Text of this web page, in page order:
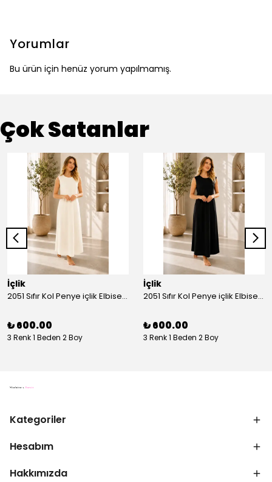
Yorumlar
Bu ürün için henüz yorum yapılmamış.
Çok Satanlar
İçlik
2051 Sıfır Kol Penye içlik Elbise - Ekru
₺ 600.00
3 Renk 1 Beden 2 Boy
İçlik
2051 Sıfır Kol Penye içlik Elbise - Siyah
₺ 600.00
3 Renk 1 Beden 2 Boy
Kategoriler
Hesabım
Hakkımızda